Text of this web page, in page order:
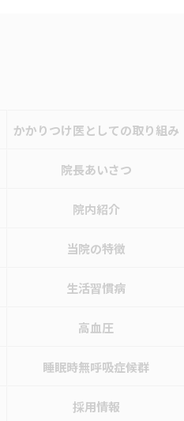
かかりつけ医としての取り組み
院長あいさつ
院内紹介
当院の特徴
生活習慣病
高血圧
睡眠時無呼吸症候群
採用情報